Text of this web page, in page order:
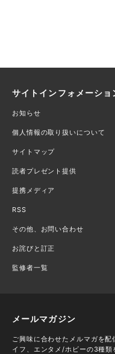
サイトインフォメーショ
お知らせ
個人情報の取り扱いについて
サイトマップ
読者プレゼント提供
提携メディア
RSS
その他、お問い合わせ
お詫びと訂正
監修者一覧
メールマガジン
ご興味に合わせたメルマガを
イフ、エンタメ/ホビーの3種類